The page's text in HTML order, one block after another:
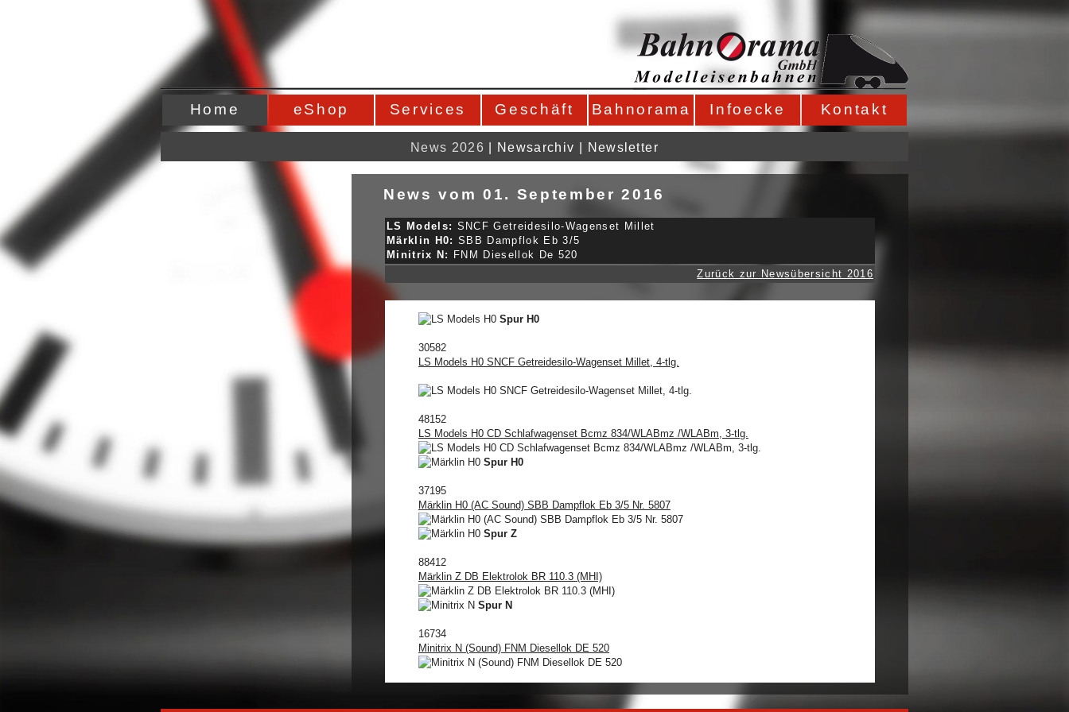
Home eShop Services Geschäft Bahnorama Infoecke Kontakt
News 2026 Newsarchiv Newsletter
News vom 01. September 2016
LS Models: SNCF Getreidesilo-Wagenset Millet
Märklin H0: SBB Dampflok Eb 3/5
Minitrix N: FNM Diesellok De 520
Zurück zur Newsübersicht 2016
Spur H0
30582
LS Models H0 SNCF Getreidesilo-Wagenset Millet, 4-tlg.
48152
LS Models H0 CD Schlafwagenset Bcmz 834/WLABmz /WLABm, 3-tlg.
Spur H0
37195
Märklin H0 (AC Sound) SBB Dampflok Eb 3/5 Nr. 5807
Spur Z
88412
Märklin Z DB Elektrolok BR 110.3 (MHI)
Spur N
16734
Minitrix N (Sound) FNM Diesellok DE 520